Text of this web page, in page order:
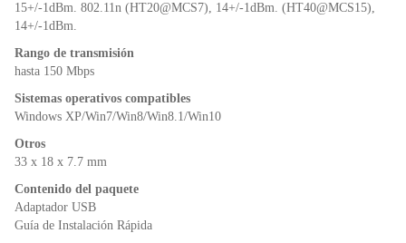
15+/-1dBm. 802.11n (HT20@MCS7), 14+/-1dBm. (HT40@MCS15),
14+/-1dBm.
Rango de transmisión
hasta 150 Mbps
Sistemas operativos compatibles
Windows XP/Win7/Win8/Win8.1/Win10
Otros
33 x 18 x 7.7 mm
Contenido del paquete
Adaptador USB
Guía de Instalación Rápida